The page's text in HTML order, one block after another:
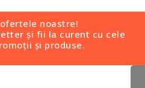
noastre!
și fii la curent cu cele
și produse.